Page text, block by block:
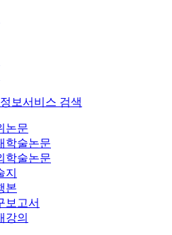
보서비스 검색
논문
학술논문
학술논문
지
본
보고서
강의